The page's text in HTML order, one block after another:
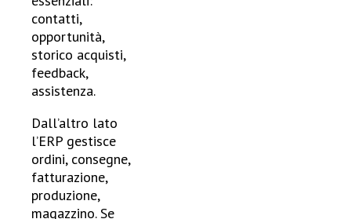
contatti,
opportunità,
storico acquisti,
feedback,
assistenza.
Dall’altro lato
l’ERP gestisce
ordini, consegne,
fatturazione,
produzione,
magazzino. Se